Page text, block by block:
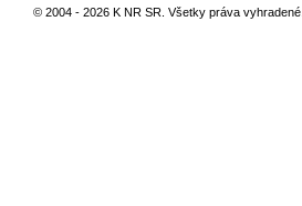
© 2004 - 2026 K NR SR. Všetky práva vyhradené.